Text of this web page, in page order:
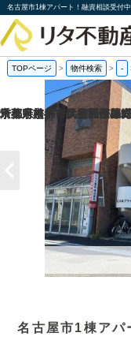
TOPページ > 物件検索 > -
名古屋市1棟アパ
京都府京都市伏見区帯屋
京都府京都市伏見区深草
千葉県松戸市馬橋の一棟
埼玉県越谷市大字袋山の1